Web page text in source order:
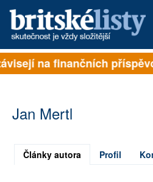
PŘIHLÁSIT
ARCHIV
ROZHOVORY
na finančních
Jan Mertl
Články autora Profil